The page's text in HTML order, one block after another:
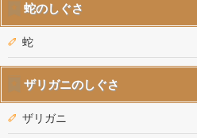
蛇のしぐさ
蛇
ザリガニのしぐさ
ザリガニ